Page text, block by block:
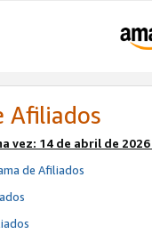
Afiliados
vez: 14 de abril de 2026
de Afiliados